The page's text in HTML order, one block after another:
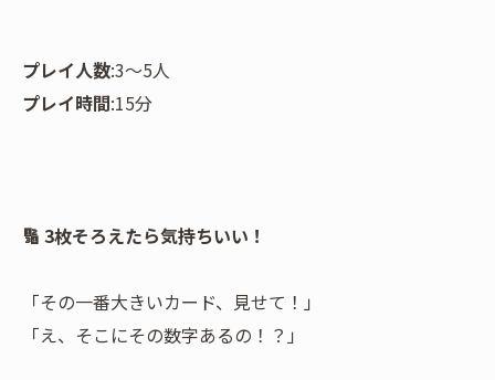
プレイ人数:3〜5人
プレイ時間:15分
🔢 3枚そろえたら気持ちいい！
「その一番大きいカード、見せて！」
「え、そこにその数字あるの！？」